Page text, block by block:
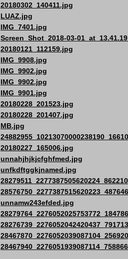
20180302_140411.jpg
LUAZ.jpg
IMG_7401.jpg
Screen_Shot_2018-03-
20180121_112159.jpg
IMG_9908.jpg
IMG_9902.jpg
IMG_9902.jpg
IMG_9901.jpg
20180228_201523.jpg
20180228_201407.jpg
MB.jpg
20180227_165006.jpg
unnahjhjkjcfghfmed.jpg
unfkdftggkjnamed.jpg
unnamw243efded.jpg